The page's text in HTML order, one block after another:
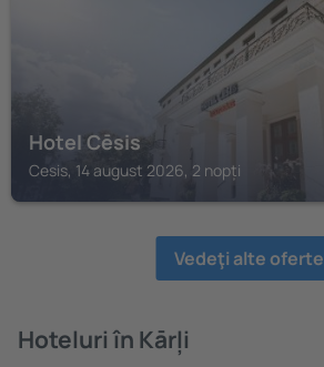
Hotel Cēsis
Cesis, 14 august 2026, 2 nopți
Vedeţi alte oferte
Hoteluri în Kārļi